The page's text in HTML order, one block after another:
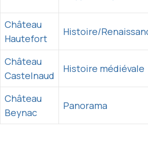
Château
Hautefort
Histoire/
Château
Castelnaud
Histoire médiévale
Château
Beynac
Panorama